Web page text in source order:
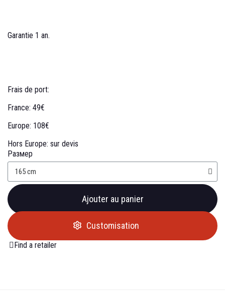
Garantie 1 an.
Frais de port:
France: 49€
Europe: 108€
Hors Europe: sur devis
Размер
Ajouter au panier
Customisation
Find a retailer